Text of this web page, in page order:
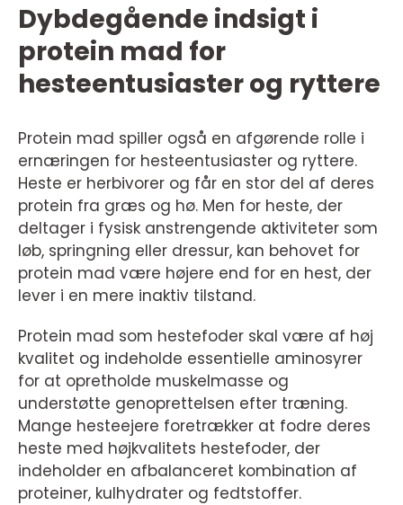
Dybdegående indsigt i
protein mad for
hesteentusiaster og ryttere
Protein mad spiller også en afgørende rolle i
ernæringen for hesteentusiaster og ryttere.
Heste er herbivorer og får en stor del af deres
protein fra græs og hø. Men for heste, der
deltager i fysisk anstrengende aktiviteter som
løb, springning eller dressur, kan behovet for
protein mad være højere end for en hest, der
lever i en mere inaktiv tilstand.
Protein mad som hestefoder skal være af høj
kvalitet og indeholde essentielle aminosyrer
for at opretholde muskelmasse og
understøtte genoprettelsen efter træning.
Mange hesteejere foretrækker at fodre deres
heste med højkvalitets hestefoder, der
indeholder en afbalanceret kombination af
proteiner, kulhydrater og fedtstoffer.